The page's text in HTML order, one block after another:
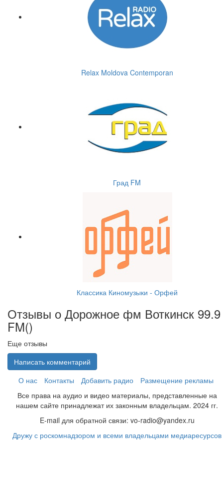
Relax Moldova Contemporan
Град FM
Классика Киномузыки - Орфей
Отзывы о Дорожное фм Воткинск 99.9
FM()
Еще отзывы
Написать комментарий
О нас
Контакты Добавить радио
Размещение рекламы
Все права на аудио и видео материалы, представленные на
нашем сайте принадлежат их законным владельцам. 2024 гг.
E-mail для обратной связи: vo-radio@yandex.ru
Дружу с роскомнадзором и всеми владельцами медиаресурсов